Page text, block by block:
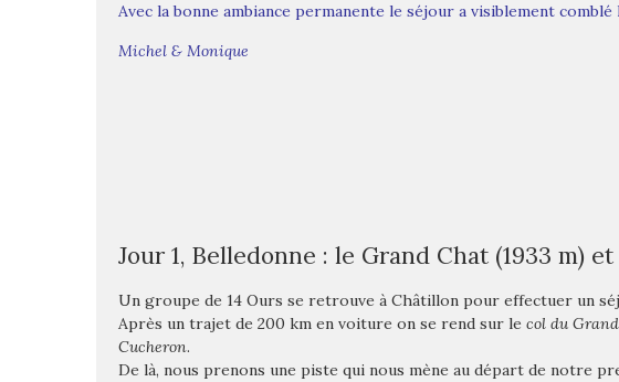
Avec la bonne ambiance permanente le séjour a visiblement comblé
Michel & Monique
Jour 1, Belledonne : le Grand Chat (1933 m)
Un groupe de 14 Ours se retrouve à Châtillon pour effectuer un
Après un trajet de 200 km en voiture on se rend sur le col du
Cucheron.
De là, nous prenons une piste qui nous mène au départ de notre